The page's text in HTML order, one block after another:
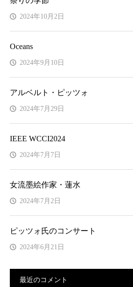
2024年10月2日
Oceans
2024年9月10日
アルベルト・ピッツォ
2024年7月29日
IEEE WCCI2024
2024年7月7日
女流墨絵作家・蓮水
2024年7月2日
ピッツォ氏のコンサート
2024年6月21日
最近のコメント